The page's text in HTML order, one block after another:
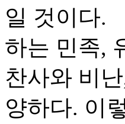
일 것이다.
하는 민족,
찬사와 비
양하다. 이